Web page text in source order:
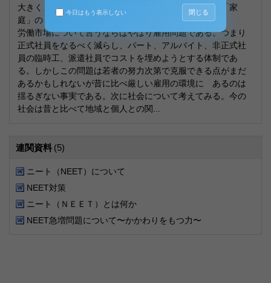
大きくまとめて「労働市場」、「社会」、「学校」、「家
庭」の４つが思い浮かぶ。
労働市場について言うならばやはり雇用問題である。つまり
正式社員をなるべく減らし、パート、アルバイト、非正式社
員の臨時工、派遣社員でコストを埋めようとする体制であ
る。しかしこの問題は若者の努力次第で克服できる点がまだ
あるかもしれないが昔に比べ厳しい雇用の環境に あるのは
揺るぎない事実である。次に社会について考えてみる。今の
社会は昔と比べて地域と個人との関...
連関資料 (5)
ニート（NEET）について
NEET対策
ニート（ＮＥＥＴ）とは何か
NEET急増問題について〜かかわりをもつ力〜
今日はもう表示しない 閉じる